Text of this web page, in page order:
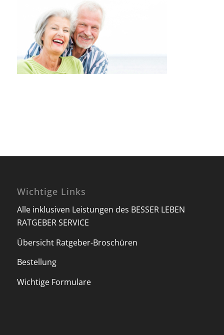
Wichtige Links
Alle inklusiven Leistungen des BESSER LEBEN
RATGEBER SERVICE
Übersicht Ratgeber-Broschüren
Bestellung
Wichtige Formulare